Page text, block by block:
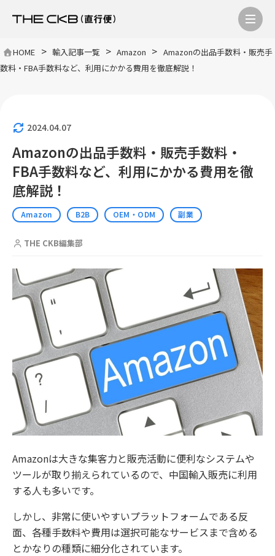
HOME > 輸入記事一覧 > Amazon > Amazonの出品手数料・販売手
数料・FBA手数料など、利用にかかる費用を徹底解説！
2024.04.07
Amazonの出品手数料・販売手数料・
FBA手数料など、利用にかかる費用を徹
底解説！
Amazon B2B OEM・ODM 副業
THE CKB編集部
Amazonは大きな集客力と販売活動に便利なシステムや
ツールが取り揃えられているので、中国輸入販売に利用
する人も多いです。
しかし、非常に使いやすいプラットフォームである反
面、各種手数料や費用は選択可能なサービスまで含める
とかなりの種類に細分化されています。